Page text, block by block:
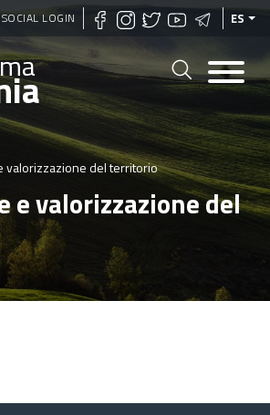
Pasar
al
contenido
principal
SOCIAL LOGIN ES
valorizzazione del territorio
e valorizzazione del